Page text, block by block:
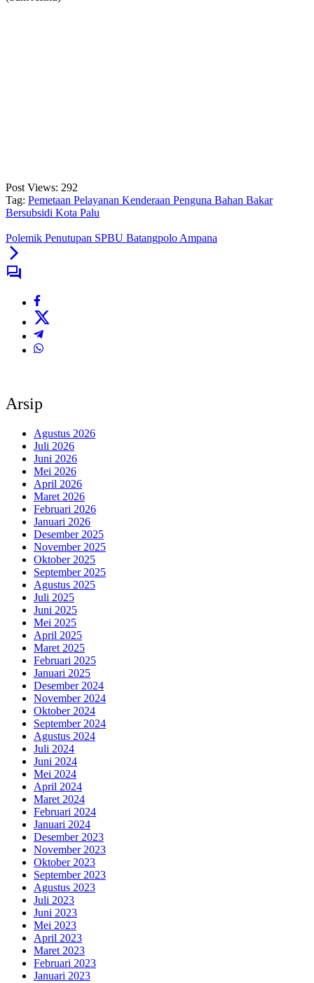
Post Views: 292
Tag: Pemetaan Pelayanan Kenderaan Penguna Bahan Bakar
Bersubsidi Kota Palu
Polemik Penutupan SPBU Batangpolo Ampana
Arsip
Agustus 2026
Juli 2026
Juni 2026
Mei 2026
April 2026
Maret 2026
Februari 2026
Januari 2026
Desember 2025
November 2025
Oktober 2025
September 2025
Agustus 2025
Juli 2025
Juni 2025
Mei 2025
April 2025
Maret 2025
Februari 2025
Januari 2025
Desember 2024
November 2024
Oktober 2024
September 2024
Agustus 2024
Juli 2024
Juni 2024
Mei 2024
April 2024
Maret 2024
Februari 2024
Januari 2024
Desember 2023
November 2023
Oktober 2023
September 2023
Agustus 2023
Juli 2023
Juni 2023
Mei 2023
April 2023
Maret 2023
Februari 2023
Januari 2023